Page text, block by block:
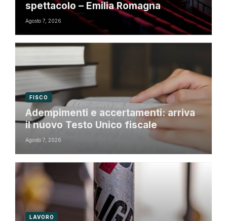
spettacolo – Emilia Romagna
Agosto 7, 2026
FISCO
Adempimenti e accertamenti: arriva
il nuovo Testo Unico fiscale
Agosto 7, 2026
LAVORO